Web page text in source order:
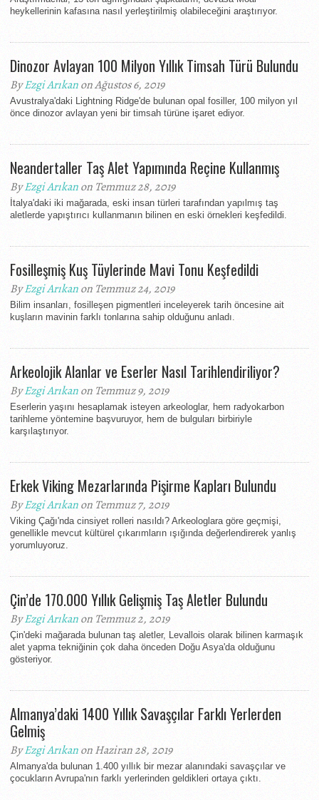
heykellerinin kafasına nasıl yerleştirilmiş olabileceğini araştırıyor.
Dinozor Avlayan 100 Milyon Yıllık Timsah Türü Bulundu
ByEzgi Arıkanon Ağustos 6, 2019
Avustralya'daki Lightning Ridge'de bulunan opal fosiller, 100 milyon yıl
önce dinozor avlayan yeni bir timsah türüne işaret ediyor.
Neandertaller Taş Alet Yapımında Reçine Kullanmış
ByEzgi Arıkanon Temmuz 28, 2019
İtalya'daki iki mağarada, eski insan türleri tarafından yapılmış taş
aletlerde yapıştırıcı kullanmanın bilinen en eski örnekleri keşfedildi.
Fosilleşmiş Kuş Tüylerinde Mavi Tonu Keşfedildi
ByEzgi Arıkanon Temmuz 24, 2019
Bilim insanları, fosilleşen pigmentleri inceleyerek tarih öncesine ait
kuşların mavinin farklı tonlarına sahip olduğunu anladı.
Arkeolojik Alanlar ve Eserler Nasıl Tarihlendiriliyor?
ByEzgi Arıkanon Temmuz 9, 2019
Eserlerin yaşını hesaplamak isteyen arkeologlar, hem radyokarbon
tarihleme yöntemine başvuruyor, hem de bulguları birbiriyle
karşılaştırıyor.
Erkek Viking Mezarlarında Pişirme Kapları Bulundu
ByEzgi Arıkanon Temmuz 7, 2019
Viking Çağı'nda cinsiyet rolleri nasıldı? Arkeologlara göre geçmişi,
genellikle mevcut kültürel çıkarımların ışığında değerlendirerek yanlış
yorumluyoruz.
Çin’de 170.000 Yıllık Gelişmiş Taş Aletler Bulundu
ByEzgi Arıkanon Temmuz 2, 2019
Çin'deki mağarada bulunan taş aletler, Levallois olarak bilinen karmaşık
alet yapma tekniğinin çok daha önceden Doğu Asya'da olduğunu
gösteriyor.
Almanya’daki 1400 Yıllık Savaşçılar Farklı Yerlerden
Gelmiş
ByEzgi Arıkanon Haziran 28, 2019
Almanya'da bulunan 1.400 yıllık bir mezar alanındaki savaşçılar ve
çocukların Avrupa'nın farklı yerlerinden geldikleri ortaya çıktı.